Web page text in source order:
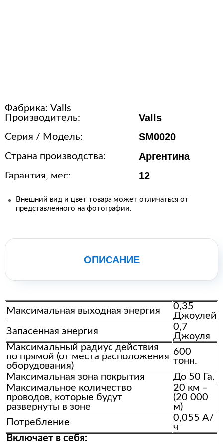
info@buenos.ru
Фабрика: Valls
Производитель:
Valls
Серия / Модель: SM0020
Страна производства: Аргентина
Гарантия, мес: 12
Внешний вид и цвет товара может отличаться от
представленного на фотографии.
ОПИСАНИЕ
Максимальная выходная энергия
0,35
Джоулей
Запасенная энергия
0,7
Джоуля
Максимальный радиус действия
по прямой (от места расположения
оборудования)
600
тонн.
Максимальная зона покрытия
До 50 Га.
Максимальное количество
проводов, которые будут
развернуты в зоне
20 км –
(20 000
м)
Потребление
0,055 А/
ч
Включает в себя: